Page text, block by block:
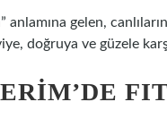
anlamına gelen,
doğruya ve güzele